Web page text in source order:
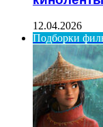
12.04.2026
Подборки